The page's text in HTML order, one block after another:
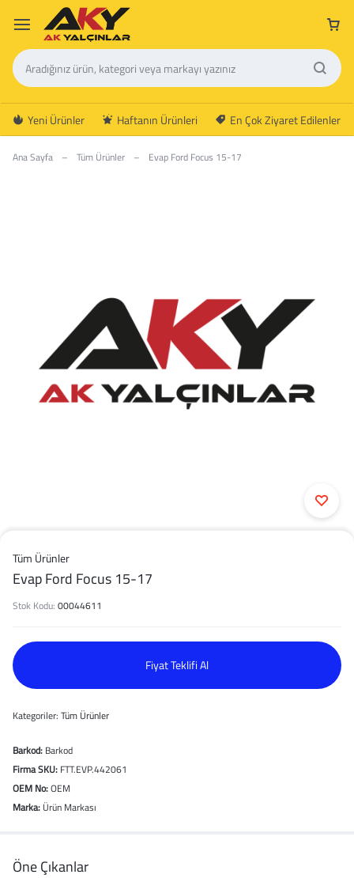
Yeni Ürünler Haftanın Ürünleri En Çok Ziyaret Edilenler
Ana Sayfa – Tüm Ürünler – Evap Ford Focus 15-17
Tüm Ürünler
Evap Ford Focus 15-17
Stok Kodu: 00044611
Fiyat Teklifi Al
Kategoriler: Tüm Ürünler
Barkod: Barkod
Firma SKU: FTT.EVP.442061
OEM No:OEM
Marka: Ürün Markası
Öne Çıkanlar